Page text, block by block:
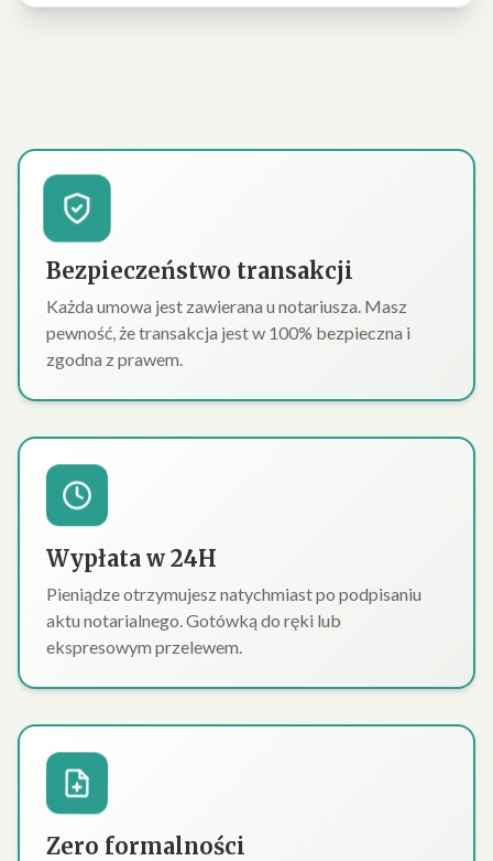
Bezpieczeństwo transakcji
Każda umowa jest zawierana u notariusza. Masz
pewność, że transakcja jest w 100% bezpieczna i
zgodna z prawem.
Wypłata w 24H
Pieniądze otrzymujesz natychmiast po podpisaniu
aktu notarialnego. Gotówką do ręki lub
ekspresowym przelewem.
Zero formalności